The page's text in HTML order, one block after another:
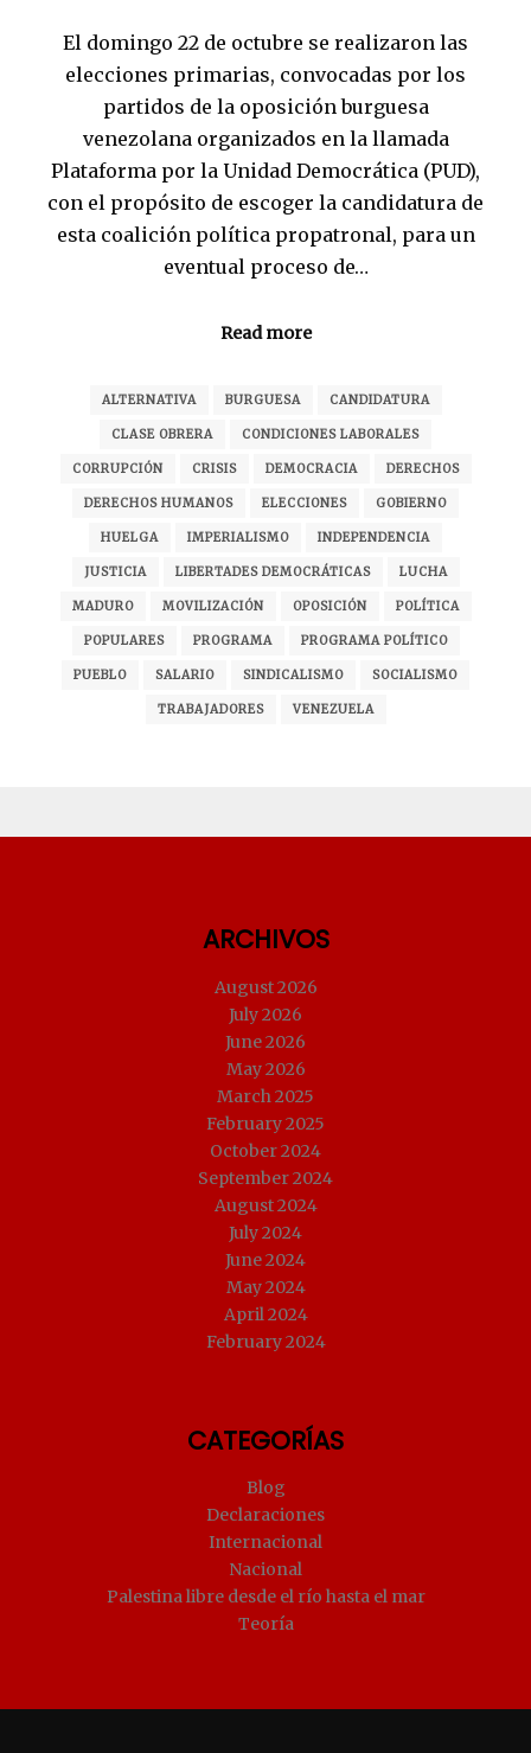
El domingo 22 de octubre se realizaron las
elecciones primarias, convocadas por los
partidos de la oposición burguesa
venezolana organizados en la llamada
Plataforma por la Unidad Democrática (PUD),
con el propósito de escoger la candidatura de
esta coalición política propatronal, para un
eventual proceso de…
Read more
ALTERNATIVA BURGUESA CANDIDATURA
CLASE OBRERA CONDICIONES LABORALES
CORRUPCIÓN CRISIS DEMOCRACIA DERECHOS
DERECHOS HUMANOS ELECCIONES GOBIERNO
HUELGA IMPERIALISMO INDEPENDENCIA
JUSTICIA LIBERTADES DEMOCRÁTICAS LUCHA
MADURO MOVILIZACIÓN OPOSICIÓN POLÍTICA
POPULARES PROGRAMA PROGRAMA POLÍTICO
PUEBLO SALARIO SINDICALISMO SOCIALISMO
TRABAJADORES VENEZUELA
ARCHIVOS
August 2026
July 2026
June 2026
May 2026
March 2025
February 2025
October 2024
September 2024
August 2024
July 2024
June 2024
May 2024
April 2024
February 2024
CATEGORÍAS
Blog
Declaraciones
Internacional
Nacional
Palestina libre desde el río hasta el mar
Teoría